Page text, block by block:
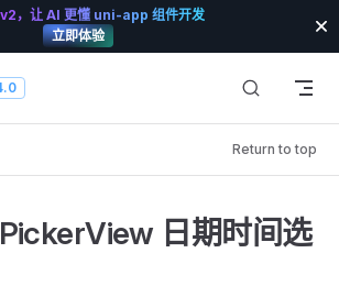
，让 AI 更懂 uni-app 组件开发
立即体验
Return to top
日期时间选